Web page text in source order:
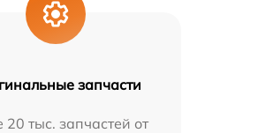
запчасти
20 тыс. запчастей от